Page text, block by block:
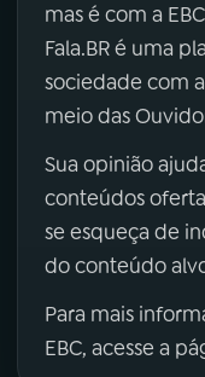
mas é com a
Fala.BR é uma
sociedade com
meio das
Sua opinião
conteúdos
se esqueça de
do conteúdo
Para mais
EBC, acesse a